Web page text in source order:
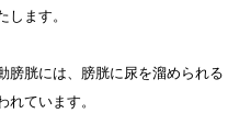
ます。
膀胱には、膀胱に尿を溜められる
ています。